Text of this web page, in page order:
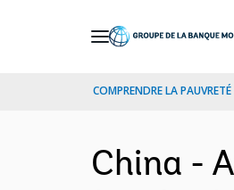
COMPRENDRE LA PAUVRETÉ
China -